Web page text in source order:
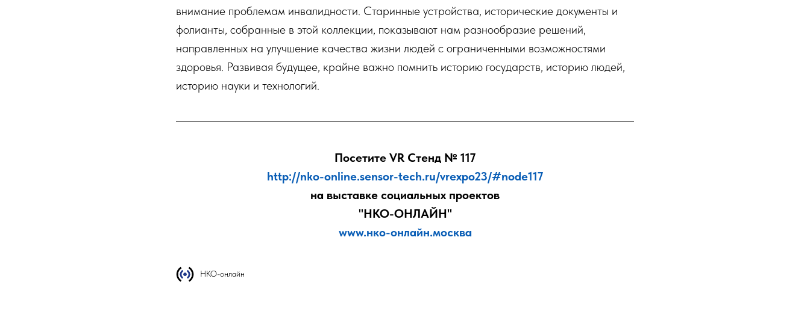
внимание проблемам инвалидности. Старинные устройства, исторические документы и
фолианты, собранные в этой коллекции, показывают нам разнообразие решений,
направленных на улучшение качества жизни людей с ограниченными возможностями
здоровья. Развивая будущее, крайне важно помнить историю государств, историю людей,
историю науки и технологий.
Посетите VR Стенд № 117
http://nko-online.sensor-tech.ru/vrexpo23/#node117
на выставке социальных проектов
"НКО-ОНЛАЙН"
www.нко-онлайн.москва
НКО-онлайн